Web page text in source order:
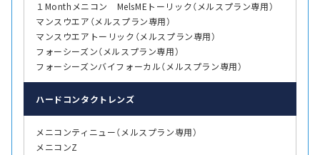
１Monthメニコン MelsMEトーリック（メルスプラン専用）
マンスウエア（メルスプラン専用）
マンスウエアトーリック（メルスプラン専用）
フォーシーズン（メルスプラン専用）
フォーシーズンバイフォーカル（メルスプラン専用）
ハード コンタクトレンズ
メニコンティニュー（メルスプラン専用）
メニコンZ